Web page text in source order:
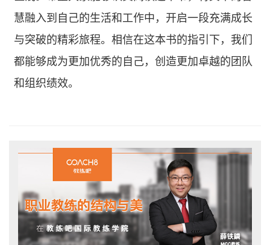
慧融入到自己的生活和工作中，开启一段充满成长
与突破的精彩旅程。相信在这本书的指引下，我们
都能够成为更加优秀的自己，创造更加卓越的团队
和组织绩效。